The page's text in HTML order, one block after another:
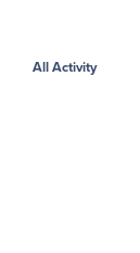
All Activity